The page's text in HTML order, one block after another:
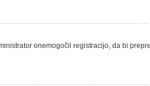
onemogočil registracijo, da bi